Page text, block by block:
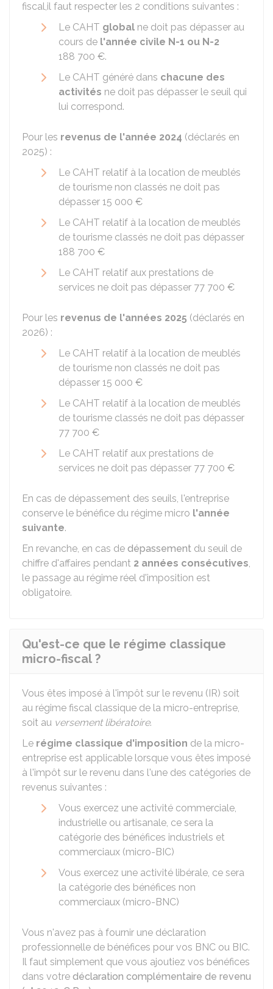
fiscal,il faut respecter les 2 conditions suivantes :
Le CAHT global ne doit pas dépasser au
cours de l'année civile N-1 ou N-2
188 700 €.
Le CAHT généré dans chacune des
activités ne doit pas dépasser le seuil qui
lui correspond.
Pour les revenus de l'année 2024 (déclarés en
2025) :
Le CAHT relatif à la location de meublés
de tourisme non classés ne doit pas
dépasser 15 000 €
Le CAHT relatif à la location de meublés
de tourisme classés ne doit pas dépasser
188 700 €
Le CAHT relatif aux prestations de
services ne doit pas dépasser 77 700 €
Pour les revenus de l'années 2025 (déclarés en
2026) :
Le CAHT relatif à la location de meublés
de tourisme non classés ne doit pas
dépasser 15 000 €
Le CAHT relatif à la location de meublés
de tourisme classés ne doit pas dépasser
77 700 €
Le CAHT relatif aux prestations de
services ne doit pas dépasser 77 700 €
En cas de dépassement des seuils, l'entreprise
conserve le bénéfice du régime micro l'année
suivante.
En revanche, en cas de dépassement du seuil de
chiffre d'affaires pendant 2 années consécutives,
le passage au régime réel d'imposition est
obligatoire.
Qu'est-ce que le régime classique
micro-fiscal ?
Vous êtes imposé à l'impôt sur le revenu (IR) soit
au régime fiscal classique de la micro-entreprise,
soit au versement libératoire.
Le régime classique d'imposition de la micro-
entreprise est applicable lorsque vous êtes imposé
à l'impôt sur le revenu dans l'une des catégories de
revenus suivantes :
Vous exercez une activité commerciale,
industrielle ou artisanale, ce sera la
catégorie des bénéfices industriels et
commerciaux (micro-BIC)
Vous exercez une activité libérale, ce sera
la catégorie des bénéfices non
commerciaux (micro-BNC)
Vous n'avez pas à fournir une déclaration
professionnelle de bénéfices pour vos BNC ou BIC.
Il faut simplement que vous ajoutiez vos bénéfices
dans votre déclaration complémentaire de revenu